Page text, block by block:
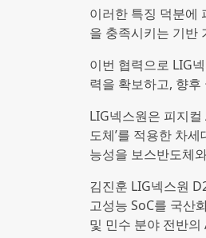
이러한 특징 덕분에
을 충족시키는 기반
이번 협력으로 LIG
력을 확보하고, 향후
LIG넥스원은 피지
도체’를 적용한 차
능성을 보스반도체
김진훈 LIG넥스원
고성능 SoC를 국산
및 민수 분야 전반